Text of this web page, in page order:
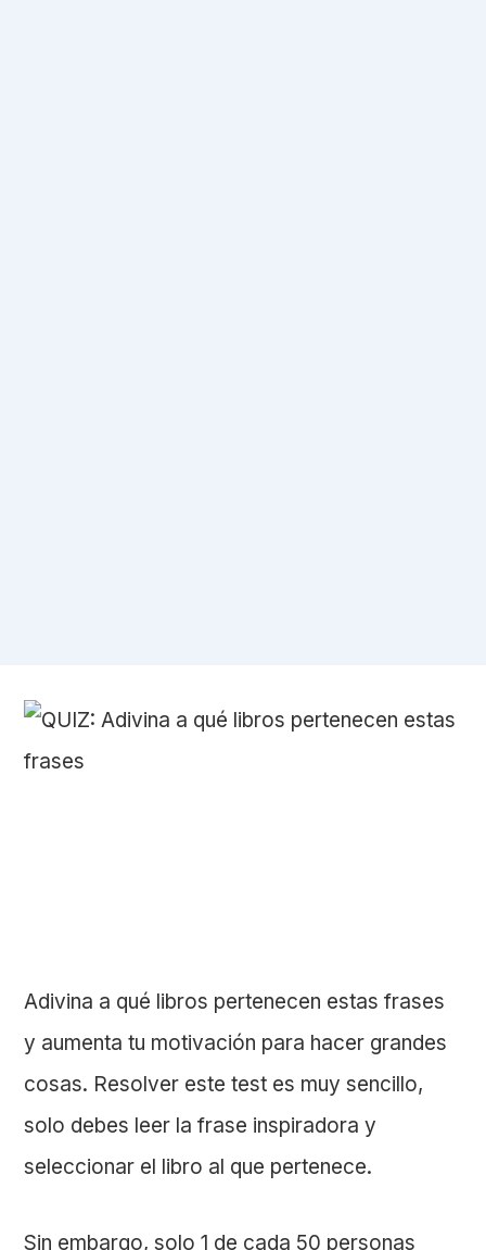
Adivina a qué libros pertenecen estas frases
y aumenta tu motivación para hacer grandes
cosas. Resolver este test es muy sencillo,
solo debes leer la frase inspiradora y
seleccionar el libro al que pertenece.
Sin embargo, solo 1 de cada 50 personas